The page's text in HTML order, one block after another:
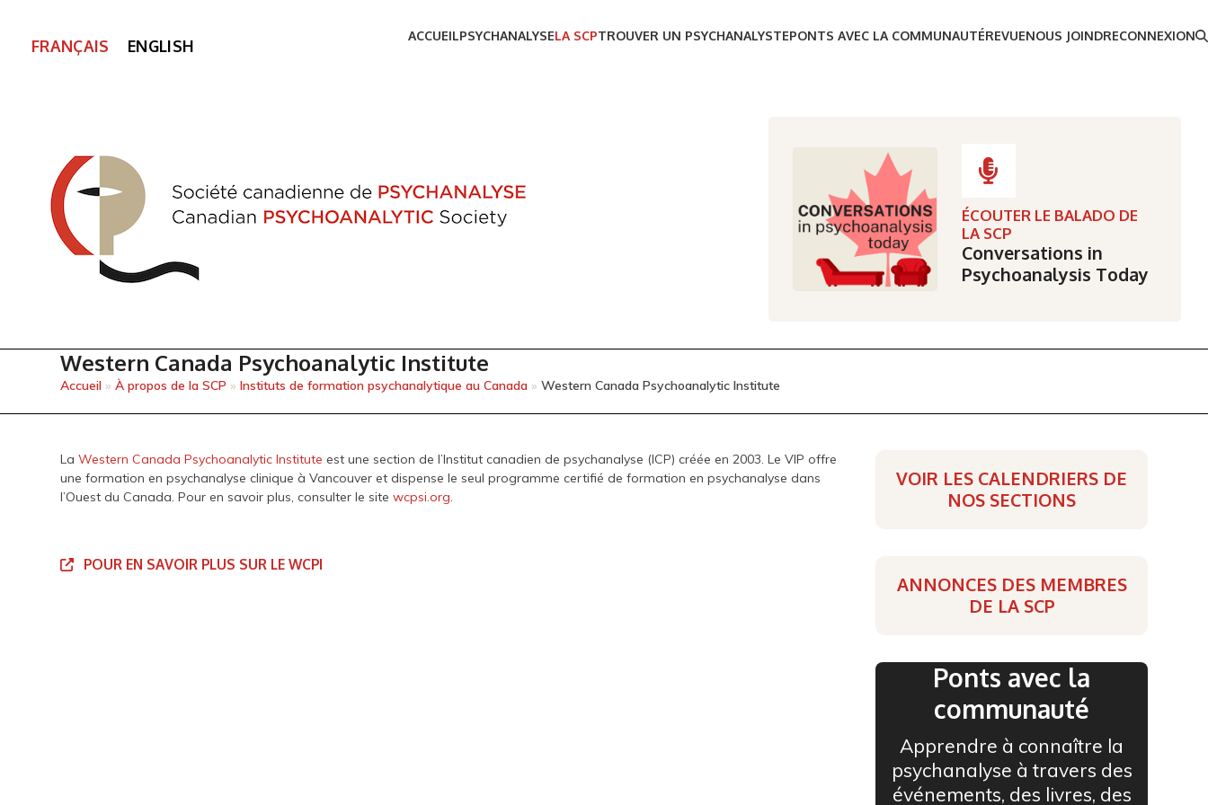
ACCUEILPSYCHANALYSELA SCPTROUVER UN PSYCHANALYSTEPONTS AVEC LA COMMUNAUTÉREVUENOUS JOINDRECONNEXION
FRANÇAIS ENGLISH
ÉCOUTER LE BALADO DE
LA SCP
Conversations in
Psychoanalysis Today
Western Canada Psychoanalytic Institute
Accueil »À propos de la SCP »Instituts de formation psychanalytique au Canada »Western Canada Psychoanalytic Institute
LaWestern Canada Psychoanalytic Institute est une section de l’Institut canadien de psychanalyse (ICP) créée en 2003. Le VIP offre
une formation en psychanalyse clinique à Vancouver et dispense le seul programme certifié de formation en psychanalyse dans
l’Ouest du Canada. Pour en savoir plus, consulter le sitewcpsi.org.
POUR EN SAVOIR PLUS SUR LE WCPI
VOIR LES CALENDRIERS DE
NOS SECTIONS
ANNONCES DES MEMBRES
DE LA SCP
Ponts avec la
communauté
Apprendre à connaître la
psychanalyse à travers des
événements, des livres, des